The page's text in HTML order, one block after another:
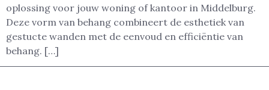
oplossing voor jouw woning of kantoor in Middelburg.
Deze vorm van behang combineert de esthetiek van
gestucte wanden met de eenvoud en efficiëntie van
behang. […]